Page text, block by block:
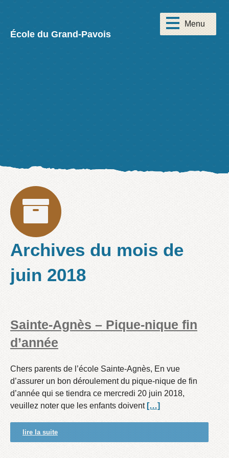
École du Grand-Pavois
Archives du mois de
juin 2018
Sainte-Agnès – Pique-nique fin
d’année
Chers parents de l’école Sainte-Agnès, En vue
d’assurer un bon déroulement du pique-nique de fin
d’année qui se tiendra ce mercredi 20 juin 2018,
veuillez noter que les enfants doivent […]
lire la suite